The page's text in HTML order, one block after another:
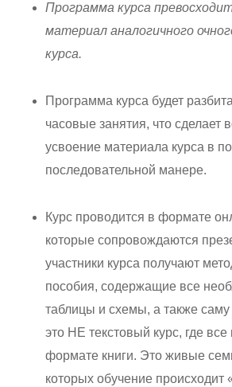
Программа курса
материал аналогичного
курса.
Программа курса будет
часовые занятия, что сделает
усвоение материала курса в
последовательной манере.
Курс проводится в формате
которые сопровождаются
участники курса получают
пособия, содержащие все
таблицы и схемы, а также
это НЕ текстовый курс, где
формате книги. Это живые
которых обучение происходит